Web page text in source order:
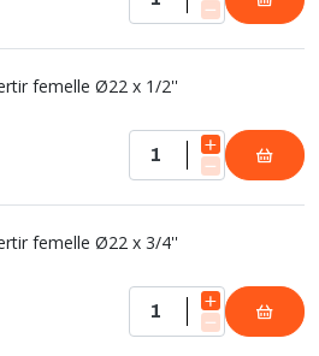
femelle Ø22 x 1/2''
femelle Ø22 x 3/4''